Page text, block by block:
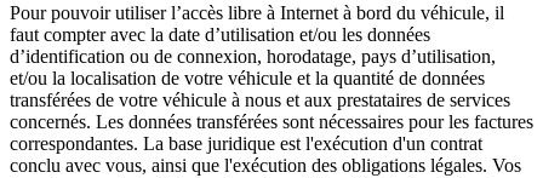
Pour pouvoir utiliser l’accès libre à Internet à bord du véhicule, il
faut compter avec la date d’utilisation et/ou les données
d’identification ou de connexion, horodatage, pays d’utilisation,
et/ou la localisation de votre véhicule et la quantité de données
transférées de votre véhicule à nous et aux prestataires de services
concernés. Les données transférées sont nécessaires pour les factures
correspondantes. La base juridique est l'exécution d'un contrat
conclu avec vous, ainsi que l'exécution des obligations légales. Vos